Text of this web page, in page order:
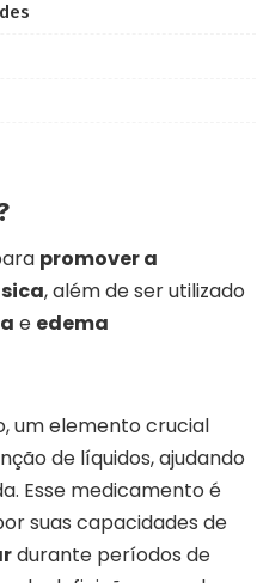
promover a
, além de ser utilizado
e edema
um elemento crucial
de líquidos, ajudando
Esse medicamento é
suas capacidades de
durante períodos de